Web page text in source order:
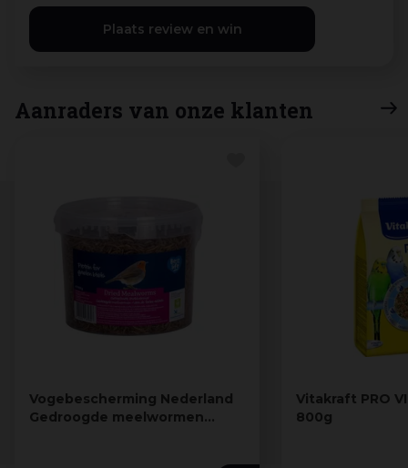
Aanraders van onze klanten
Vogebescherming Nederland
Gedroogde meelwormen
Vitakraft PRO
800g